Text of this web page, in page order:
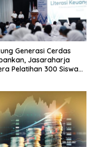
Generasi Cerdas
Jasaraharja
Pelatihan 300 Siswa